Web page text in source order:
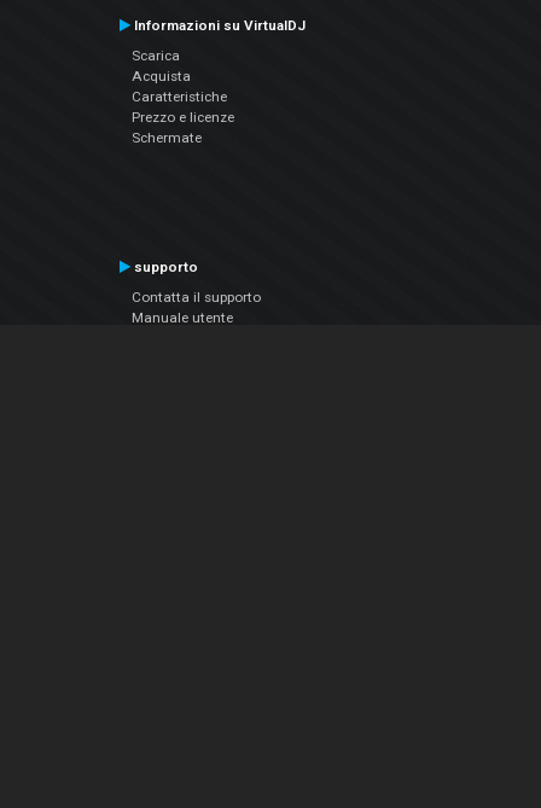
Informazioni su VirtualDJ
Scarica
Acquista
Caratteristiche
Prezzo e licenze
Schermate
supporto
Contatta il supporto
Manuale utente